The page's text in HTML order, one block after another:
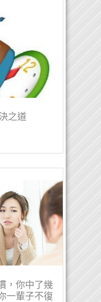
之道
，你中了幾
一輩子不復